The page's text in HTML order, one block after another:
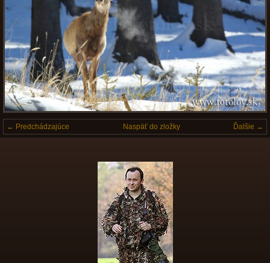
← Predchádzajúce Ďalšie →
Naspäť do zložky